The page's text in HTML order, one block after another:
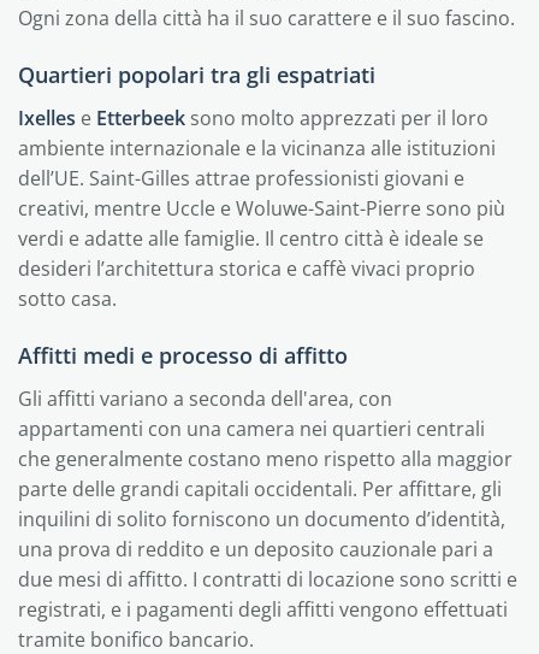
Ogni zona della città ha il suo carattere e il suo fascino.
Quartieri popolari tra gli espatriati
Ixelles e Etterbeek sono molto apprezzati per il loro
ambiente internazionale e la vicinanza alle istituzioni
dell’UE. Saint-Gilles attrae professionisti giovani e
creativi, mentre Uccle e Woluwe-Saint-Pierre sono più
verdi e adatte alle famiglie. Il centro città è ideale se
desideri l’architettura storica e caffè vivaci proprio
sotto casa.
Affitti medi e processo di affitto
Gli affitti variano a seconda dell'area, con
appartamenti con una camera nei quartieri centrali
che generalmente costano meno rispetto alla maggior
parte delle grandi capitali occidentali. Per affittare, gli
inquilini di solito forniscono un documento d’identità,
una prova di reddito e un deposito cauzionale pari a
due mesi di affitto. I contratti di locazione sono scritti e
registrati, e i pagamenti degli affitti vengono effettuati
tramite bonifico bancario.